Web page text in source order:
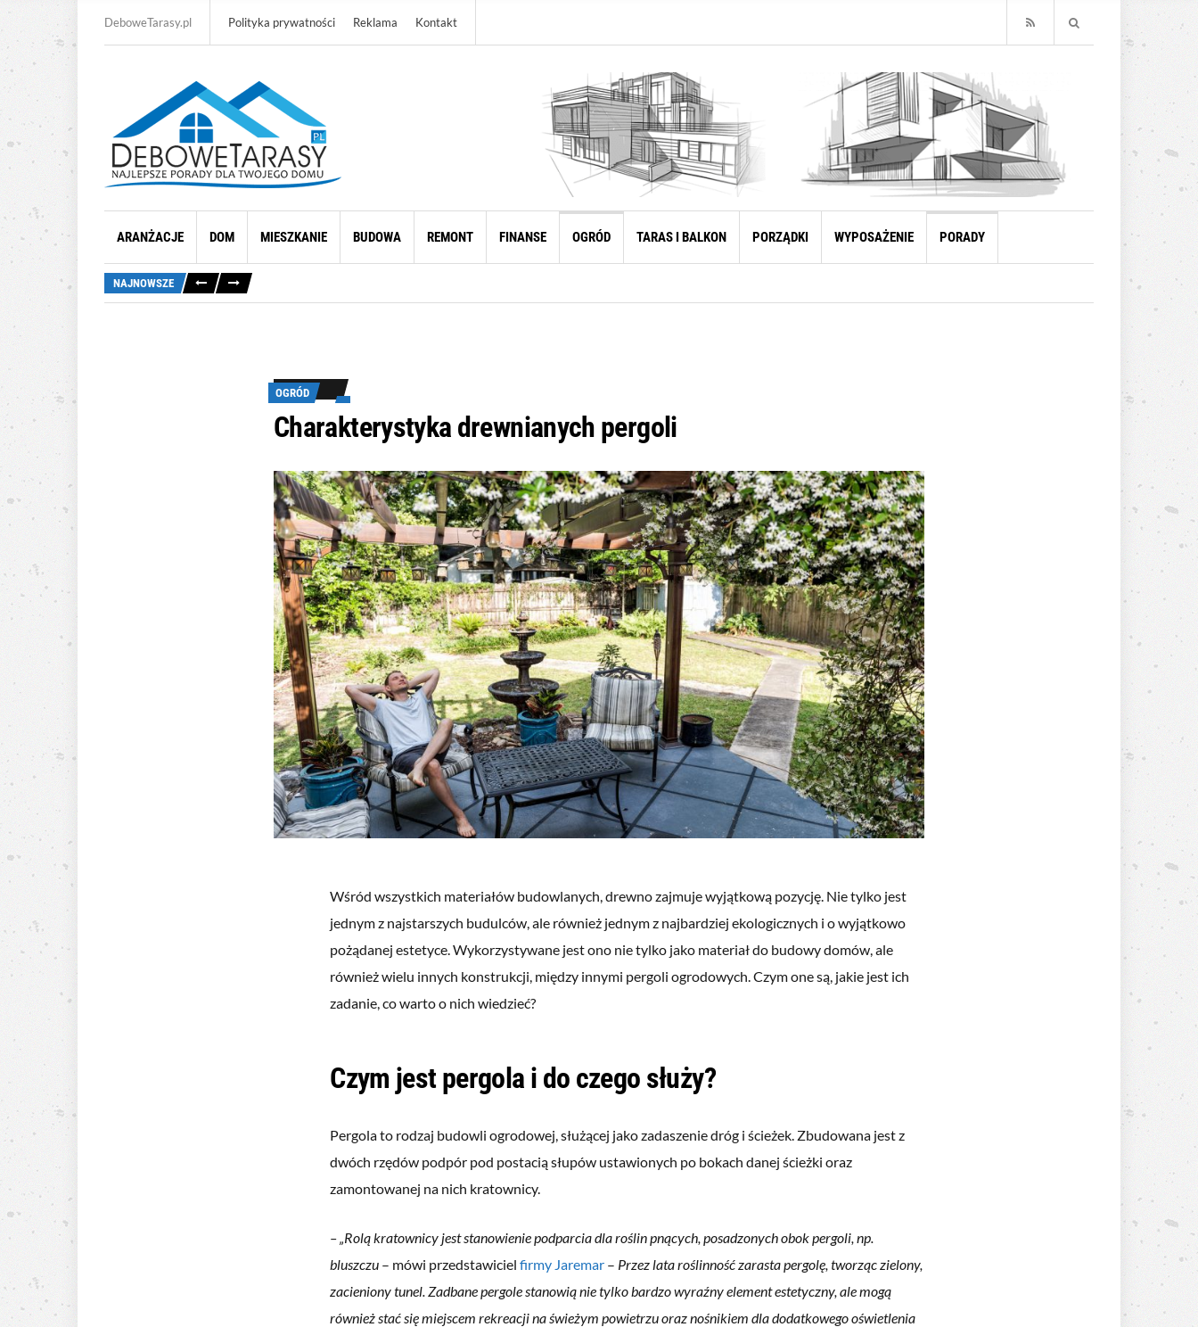
DeboweTarasy.pl Polityka prywatności Reklama Kontakt
ARANŻACJE DOM MIESZKANIE BUDOWA REMONT FINANSE OGRÓD TARAS I BALKON PORZĄDKI WYPOSAŻENIE PORADY
NAJNOWSZE
OGRÓD
Charakterystyka drewnianych pergoli
Wśród wszystkich materiałów budowlanych, drewno zajmuje wyjątkową pozycję. Nie tylko jest
jednym z najstarszych budulców, ale również jednym z najbardziej ekologicznych i o wyjątkowo
pożądanej estetyce. Wykorzystywane jest ono nie tylko jako materiał do budowy domów, ale
również wielu innych konstrukcji, między innymi pergoli ogrodowych. Czym one są, jakie jest ich
zadanie, co warto o nich wiedzieć?
Czym jest pergola i do czego służy?
Pergola to rodzaj budowli ogrodowej, służącej jako zadaszenie dróg i ścieżek. Zbudowana jest z
dwóch rzędów podpór pod postacią słupów ustawionych po bokach danej ścieżki oraz
zamontowanej na nich kratownicy.
– „Rolą kratownicy jest stanowienie podparcia dla roślin pnących, posadzonych obok pergoli, np.
bluszczu – mówi przedstawicielfirmy Jaremar – Przez lata roślinność zarasta pergolę, tworząc zielony,
zacieniony tunel. Zadbane pergole stanowią nie tylko bardzo wyraźny element estetyczny, ale mogą
również stać się miejscem rekreacji na świeżym powietrzu oraz nośnikiem dla dodatkowego oświetlenia